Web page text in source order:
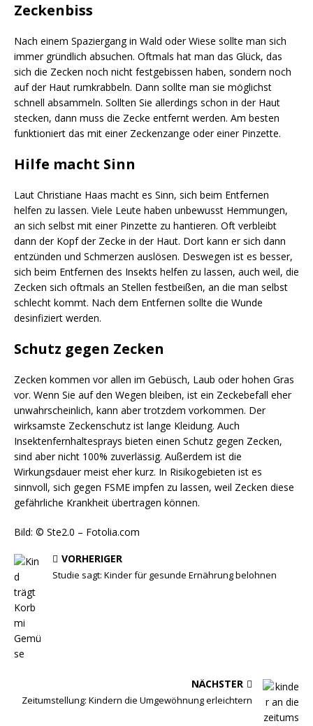
Zeckenbiss
Nach einem Spaziergang in Wald oder Wiese sollte man sich
immer gründlich absuchen. Oftmals hat man das Glück, das
sich die Zecken noch nicht festgebissen haben, sondern noch
auf der Haut rumkrabbeln. Dann sollte man sie möglichst
schnell absammeln. Sollten Sie allerdings schon in der Haut
stecken, dann muss die Zecke entfernt werden. Am besten
funktioniert das mit einer Zeckenzange oder einer Pinzette.
Hilfe macht Sinn
Laut Christiane Haas macht es Sinn, sich beim Entfernen
helfen zu lassen. Viele Leute haben unbewusst Hemmungen,
an sich selbst mit einer Pinzette zu hantieren. Oft verbleibt
dann der Kopf der Zecke in der Haut. Dort kann er sich dann
entzünden und Schmerzen auslösen. Deswegen ist es besser,
sich beim Entfernen des Insekts helfen zu lassen, auch weil, die
Zecken sich oftmals an Stellen festbeißen, an die man selbst
schlecht kommt. Nach dem Entfernen sollte die Wunde
desinfiziert werden.
Schutz gegen Zecken
Zecken kommen vor allen im Gebüsch, Laub oder hohen Gras
vor. Wenn Sie auf den Wegen bleiben, ist ein Zeckebefall eher
unwahrscheinlich, kann aber trotzdem vorkommen. Der
wirksamste Zeckenschutz ist lange Kleidung. Auch
Insektenfernhaltesprays bieten einen Schutz gegen Zecken,
sind aber nicht 100% zuverlässig. Außerdem ist die
Wirkungsdauer meist eher kurz. In Risikogebieten ist es
sinnvoll, sich gegen FSME impfen zu lassen, weil Zecken diese
gefährliche Krankheit übertragen können.
Bild: © Ste2.0 – Fotolia.com
VORHERIGER
Studie sagt: Kinder für gesunde Ernährung belohnen
NÄCHSTER
Zeitumstellung: Kindern die Umgewöhnung erleichtern